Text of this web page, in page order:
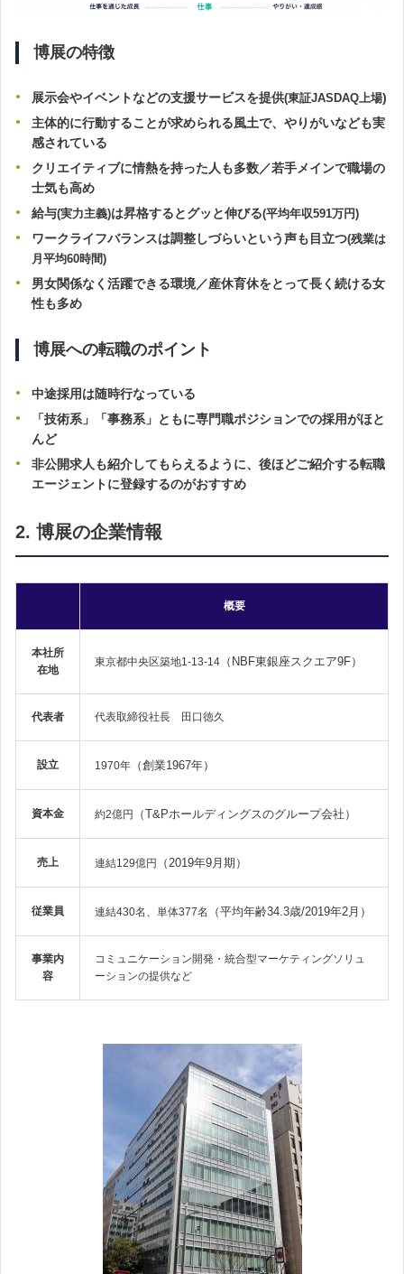
博展の特徴
展示会やイベントなどの支援サービスを提供(東証JASDAQ上場)
主体的に行動することが求められる風土で、やりがいなども実
感されている
クリエイティブに情熱を持った人も多数／若手メインで職場の
士気も高め
給与(実力主義)は昇格するとグッと伸びる(平均年収591万円)
ワークライフバランスは調整しづらいという声も目立つ(残業は
月平均60時間)
男女関係なく活躍できる環境／産休育休をとって長く続ける女
性も多め
博展への転職のポイント
中途採用は随時行なっている
「技術系」「事務系」ともに専門職ポジションでの採用がほと
んど
非公開求人も紹介してもらえるように、後ほどご紹介する転職
エージェントに登録するのがおすすめ
2. 博展の企業情報
概要
本社所
在地
東京都中央区築地1-13-14 （NBF東銀座スクエア9F）
代表者 代表取締役社長 田口徳久
設立 1970年 （創業1967年）
資本金 約2億円 （T&Pホールディングスのグループ会社）
売上 連結129億円 （2019年9月期）
従業員 連結430名、単体377名 （平均年齢34.3歳/2019年2月）
事業内
容
コミュニケーション開発・統合型マーケティングソリュ
ーションの提供など